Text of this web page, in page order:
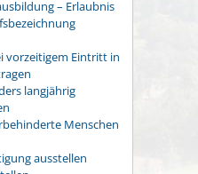
– Erlaubnis
vorzeitigem Eintritt in
langjährig
Menschen
ausstellen